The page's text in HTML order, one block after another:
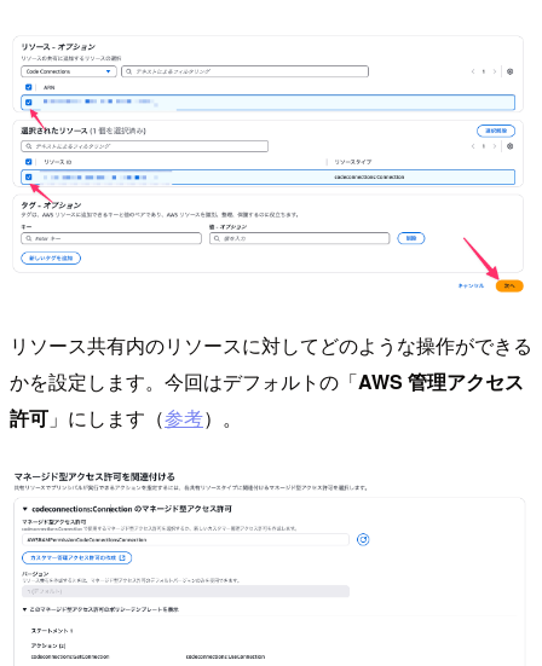
リソース共有内のリソースに対してどのような操作ができる
かを設定します。今回はデフォルトの「AWS 管理アクセス
許可 」にします（参考）。